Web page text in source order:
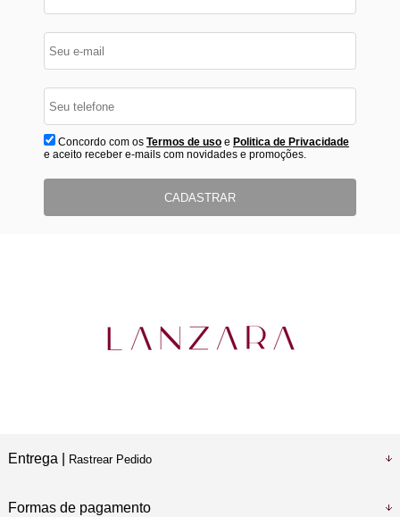
Concordo com os Termos de usoe Politica de Privacidade
e aceito receber e-mails com novidades e promoções.
CADASTRAR
Entrega | Rastrear Pedido
Formas de pagamento